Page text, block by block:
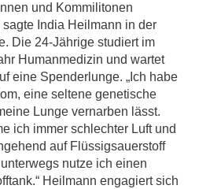
und Kommilitonen
sagte India Heilmann in der
Die 24-Jährige studiert im
Humanmedizin und wartet
eine Spenderlunge. „Ich habe
eine seltene genetische
Lunge vernarben lässt.
ich immer schlechter Luft und
auf Flüssigsauerstoff
nutze ich einen
Heilmann engagiert sich